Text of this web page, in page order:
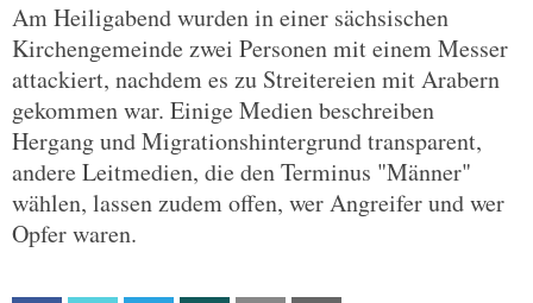
Am Heiligabend wurden in einer sächsischen
Kirchengemeinde zwei Personen mit einem Messer
attackiert, nachdem es zu Streitereien mit Arabern
gekommen war. Einige Medien beschreiben
Hergang und Migrationshintergrund transparent,
andere Leitmedien, die den Terminus "Männer"
wählen, lassen zudem offen, wer Angreifer und wer
Opfer waren.